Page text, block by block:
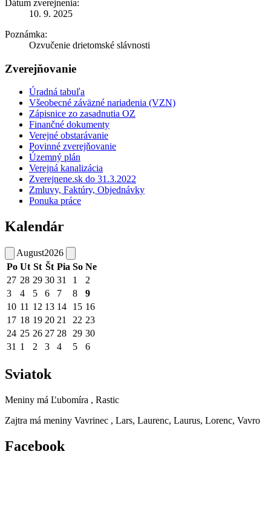
Dátum zverejnenia:
10. 9. 2025
Poznámka:
Ozvučenie drietomské slávnosti
Zverejňovanie
Úradná tabuľa
Všeobecné záväzné nariadenia (VZN)
Zápisnice zo zasadnutia OZ
Finančné dokumenty
Verejné obstarávanie
Povinné zverejňovanie
Územný plán
Verejná kanalizácia
Zverejnene.sk do 31.3.2022
Zmluvy, Faktúry, Objednávky
Ponuka práce
Kalendár
August2026
Po Ut St Št Pia So Ne
27 28 29 30 31 1
2
3
4 5 6 7 8
9
10 11 12 13 14 15 16
17 18 19 20 21 22 23
24 25 26 27 28 29 30
31 1 2 3 4 5 6
Sviatok
Meniny má Ľubomíra , Rastic
Zajtra má meniny Vavrinec , Lars, Laurenc, Laurus, Lorenc, Vavro
Facebook